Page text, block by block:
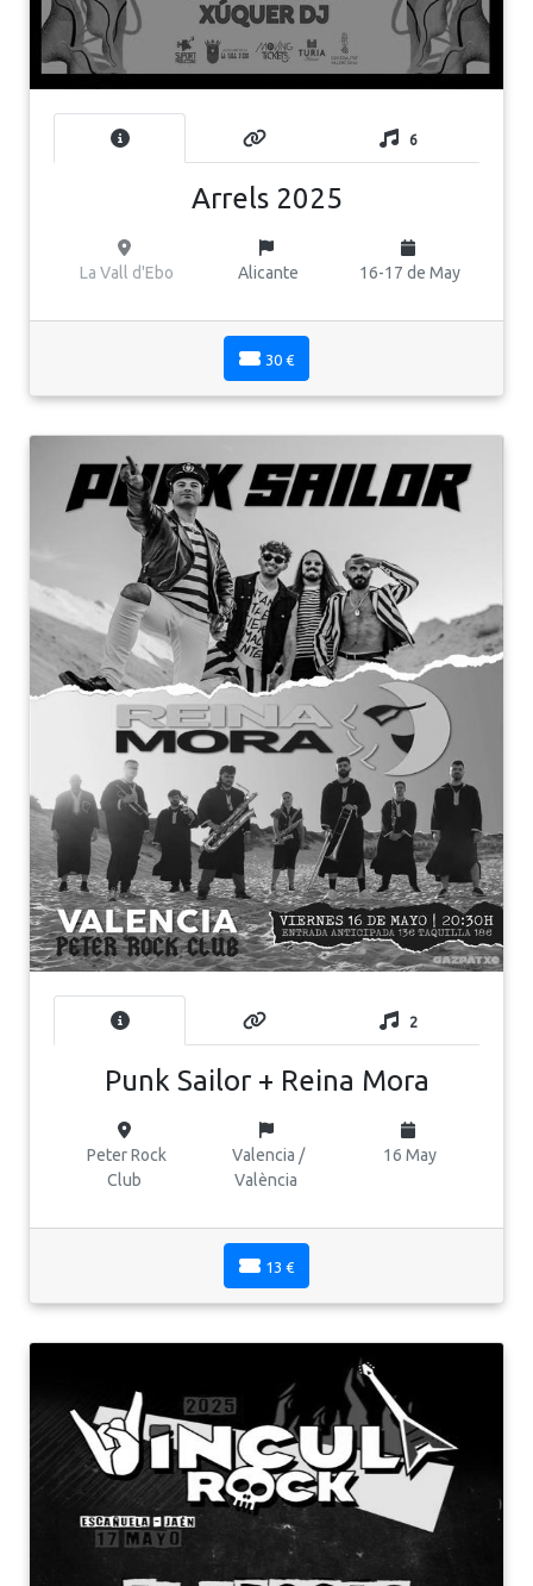
6
Arrels 2025
La Vall d'Ebo Alicante 16-17 de May
30 €
2
Punk Sailor + Reina Mora
Peter Rock
Club
Valencia /
València
16 May
13 €